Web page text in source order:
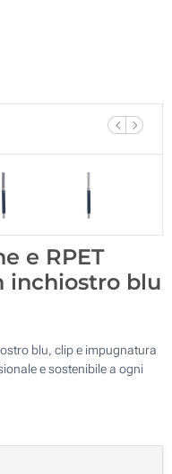
e RPET
inchiostro blu
blu, clip e impugnatura
e sostenibile a ogni